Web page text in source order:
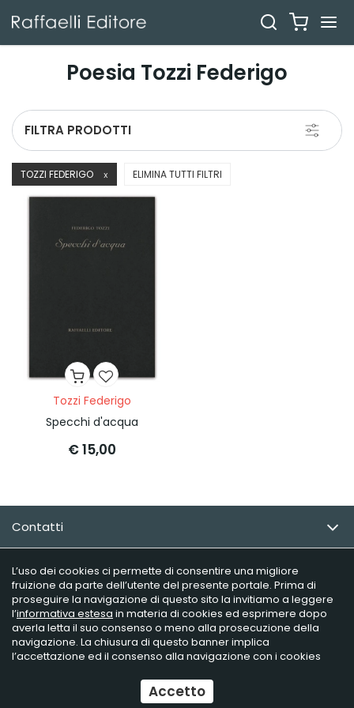
Poesia Tozzi Federigo
Toggle
FILTRA PRODOTTI
TOZZI FEDERIGO X ELIMINA TUTTI FILTRI
Tozzi Federigo
Specchi d'acqua
€ 15,00
Contatti
Email Newsletter
Info utili
Raffaelli Editore - P.iva 02181230406
Ecommerce by Daisuke
L’uso dei cookies ci permette di consentire una migliore
fruizione da parte dell’utente del presente portale. Prima di
proseguire la navigazione di questo sito la invitiamo a leggere
l’informativa estesa in materia di cookies ed esprimere dopo
averla letta il suo consenso o meno alla prosecuzione della
navigazione. La chiusura di questo banner implica
l’accettazione ed il consenso alla navigazione con i cookies
Accetto